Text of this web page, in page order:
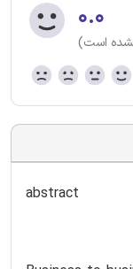
۰.۰
است)
abstract